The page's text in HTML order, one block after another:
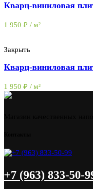
Кварц-виниловая
1 950 ₽ / м²
Закрыть
Кварц-виниловая
1 950 ₽ / м²
+7 (963) 833-50-